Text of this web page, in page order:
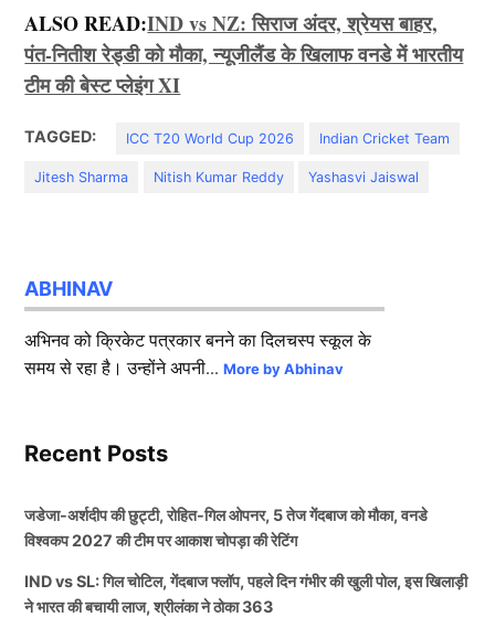
ALSO READ:IND vs NZ: सिराज अंदर, श्रेयस बाहर,
पंत-नितीश रेड्डी को मौका, न्यूजीलैंड के खिलाफ वनडे में भारतीय
टीम की बेस्ट प्लेइंग XI
TAGGED: ICC T20 World Cup 2026 Indian Cricket Team
Jitesh Sharma Nitish Kumar Reddy Yashasvi Jaiswal
ABHINAV
अभिनव को क्रिकेट पत्रकार बनने का दिलचस्प स्कूल के
समय से रहा है। उन्होंने अपनी...More by Abhinav
Recent Posts
जडेजा-अर्शदीप की छुट्टी, रोहित-गिल ओपनर, 5 तेज गेंदबाज को मौका, वनडे
विश्वकप 2027 की टीम पर आकाश चोपड़ा की रेटिंग
IND vs SL: गिल चोटिल, गेंदबाज फ्लॉप, पहले दिन गंभीर की खुली पोल, इस खिलाड़ी
ने भारत की बचायी लाज, श्रीलंका ने ठोका 363